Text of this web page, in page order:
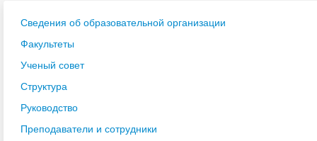
Сведения об образовательной организации
Факультеты
Ученый совет
Структура
Руководство
Преподаватели и сотрудники